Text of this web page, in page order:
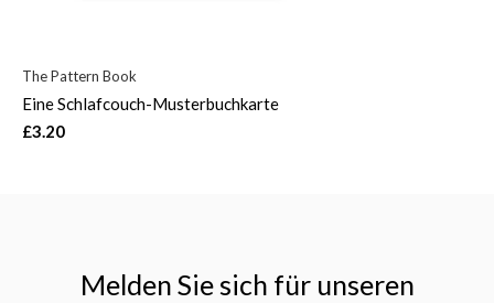
The Pattern Book
Eine Schlafcouch-Musterbuchkarte
£3.20
Melden Sie sich für unseren